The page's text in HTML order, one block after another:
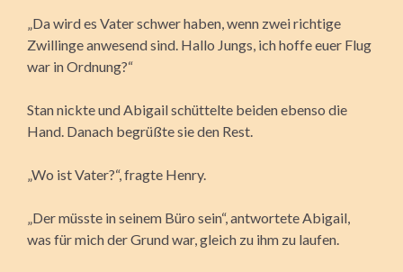
„Da wird es Vater schwer haben, wenn zwei richtige
Zwillinge anwesend sind. Hallo Jungs, ich hoffe euer Flug
war in Ordnung?“
Stan nickte und Abigail schüttelte beiden ebenso die
Hand. Danach begrüßte sie den Rest.
„Wo ist Vater?“, fragte Henry.
„Der müsste in seinem Büro sein“, antwortete Abigail,
was für mich der Grund war, gleich zu ihm zu laufen.